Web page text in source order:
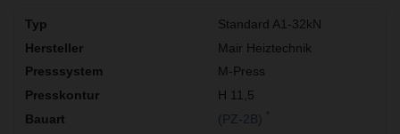
Standard A1-32kN
Mair Heiztechnik
M-Press
H 11,5
(PZ-2B)